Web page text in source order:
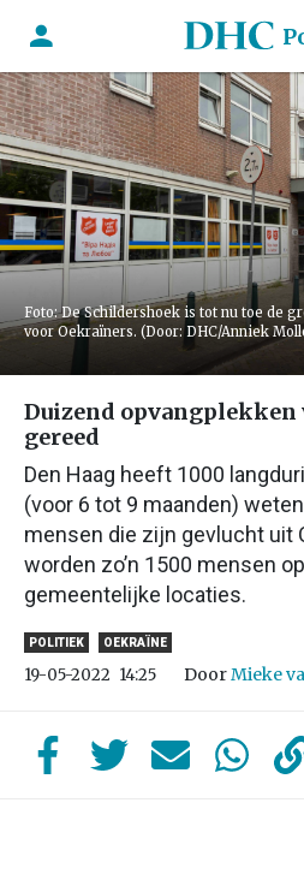
Foto: De Schildershoek is tot nu toe de
voor Oekraïners. (Door: DHC/Anniek
Duizend opvangplekken
gereed
Den Haag heeft 1000
(voor 6 tot 9 maanden)
mensen die zijn gevlucht uit
worden zo’n 1500 mensen
gemeentelijke locaties.
POLITIEK OEKRAÏNE
19-05-2022 14:25 DoorMieke